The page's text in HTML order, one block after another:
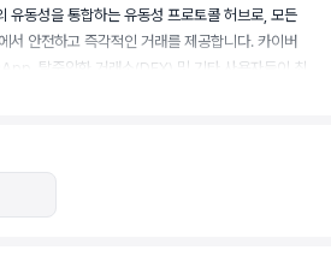
유동성을 통합하는 유동성 프로토콜 허브로, 모든
안전하고 즉각적인 거래를 제공합니다. 카이버
탈중앙화 거래소(DEX) 및 기타 사용자들이 최
쉽게 접근할 수 있도록 하는 것입니다.
이루어지므로, 이더리움 블록 탐색기를 통해 쉽게